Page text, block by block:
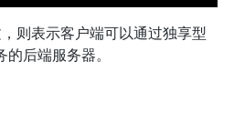
则表示客户端可以通过独享型
后端服务器。